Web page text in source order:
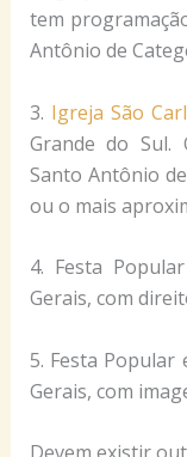
tem
Antônio de
3. Igreja São
Grande do Sul.
Santo Antônio
ou o mais
4. Festa
Gerais, com
5. Festa Popular
Gerais, com